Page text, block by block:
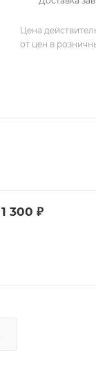
Цена
от цен в
1 300 ₽